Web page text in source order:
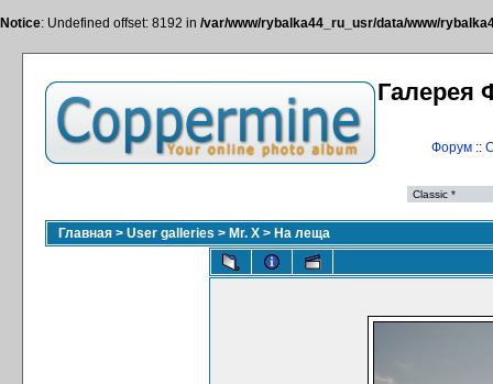
Notice: Undefined offset: 8192 in /var/www/rybalka44_ru_usr/data/www/
Галерея
Форум::
Главная > User galleries > Mr. X > На леща